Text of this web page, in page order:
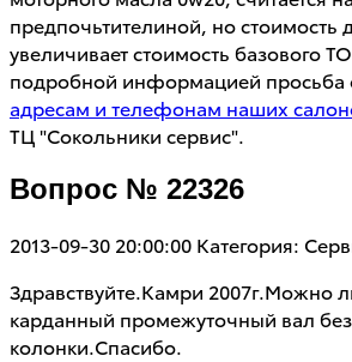
предпочьтителиной, но стоимость
увеличивает стоимость базового
подробной информацией просьба
адресам и телефонам наших
ТЦ "Сокольники сервис".
Вопрос № 22326
2013-09-30 20:00:00 Категория:
Здравствуйте.Камри 2007г.Можно
карданный промежуточный вал без
колонки.Спасибо.